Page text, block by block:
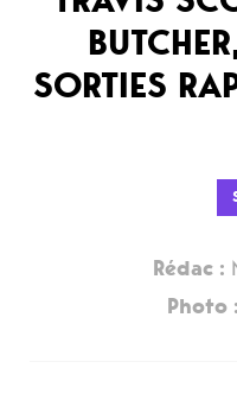
SORTIES
Rédac :
Photo :